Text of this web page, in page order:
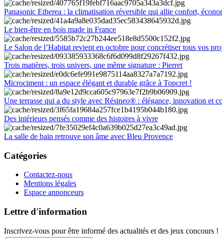
Panasonic Etherea : la climatisation réversible qui allie confort,
Le bien-être en bois made in France
Le Salon de l’Habitat revient en octobre pour concrétiser tous vos
Trois matières, trois univers, une même signature : Pierret
Microciment : un espace élégant et durable grâce à Topcret !
Une terrasse qui a du style avec Résineo® : élégance, innovation et
Des intérieurs pensés comme des histoires à vivre
La salle de bain retrouve son âme avec Bleu Provence
Catégories
Contactez-nous
Mentions légales
Espace annonceurs
Lettre d'information
Inscrivez-vous pour être informé des actualités et des jeux concours !